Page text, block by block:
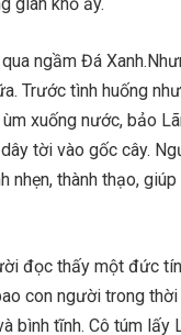
ngầm Đá
Trước tình huống
xuống nước, bảo
tời vào gốc cây.
nhẹn, thành thạo,
đọc thấy một đức
con người trong
bình tĩnh. Cô túm lấy